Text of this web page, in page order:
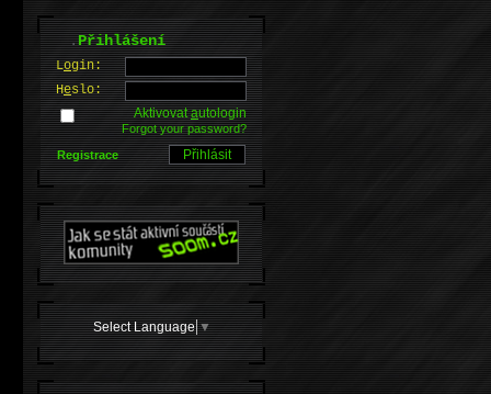
.Přihlášení
Login:
Heslo:
Aktivovatautologin
Forgot your password?
Registrace
Select Language ▼